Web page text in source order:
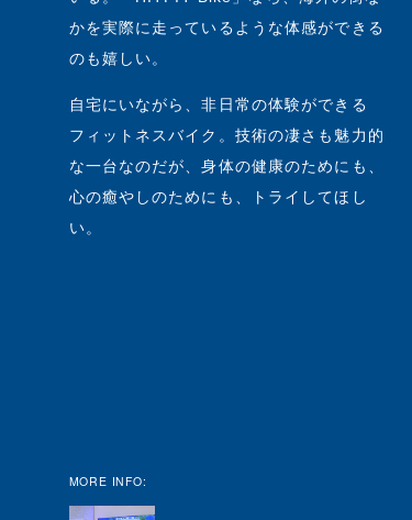
かを実際に走っているような体感ができる
のも嬉しい。
自宅にいながら、非日常の体験ができる
フィットネスバイク。技術の凄さも魅力的
な一台なのだが、身体の健康のためにも、
心の癒やしのためにも、トライしてほし
い。
MORE INFO: